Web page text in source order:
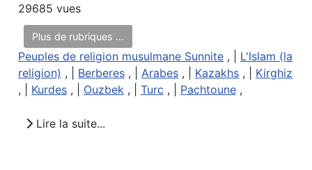
29685 vues
Plus de rubriques ...
Peuples de religion musulmane Sunnite , | L'Islam (la
religion) , | Berberes , | Arabes , | Kazakhs , | Kirghiz
, | Kurdes , | Ouzbek , | Turc , | Pachtoune ,
Lire la suite...